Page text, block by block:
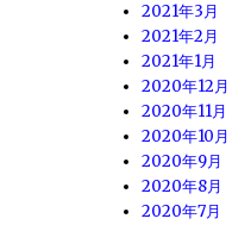
2021年3月
2021年2月
2021年1月
2020年12月
2020年11月
2020年10月
2020年9月
2020年8月
2020年7月